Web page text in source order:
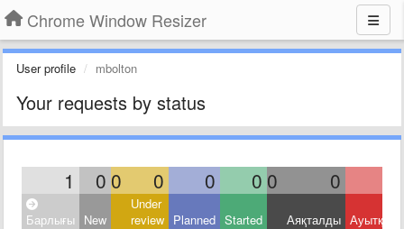
Chrome Window Resizer
User profile mbolton
Your requests by status
1 0 0 0 0 0 0 0
Барлығы New
Under
review Planned Started Аяқталды